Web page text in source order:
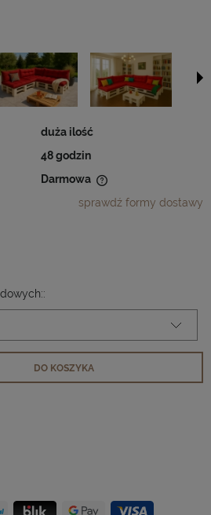
duża ilość
48 godzin
Darmowa
sprawdź formy dostawy
DO KOSZYKA